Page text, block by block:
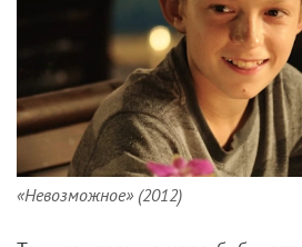
«Невозможное» (2012)